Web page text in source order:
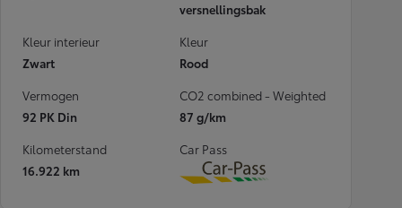
versnellingsbak
Kleur interieur
Zwart
Kleur
Rood
Vermogen
92 PK Din
CO2 combined - Weighted
87 g/km
Kilometerstand
16.922 km
Car Pass
Download